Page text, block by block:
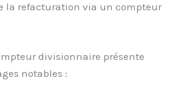
la refacturation via un compteur
divisionnaire présente
notables :